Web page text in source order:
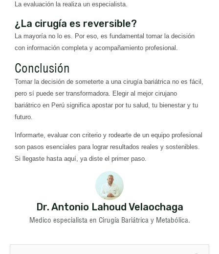
La evaluación la realiza un especialista.
¿La cirugía es reversible?
La mayoría no lo es. Por eso, es fundamental tomar la decisión
con información completa y acompañamiento profesional.
Conclusión
Tomar la decisión de someterte a una cirugía bariátrica no es fácil,
pero sí puede ser transformadora. Elegir al mejor cirujano
bariátrico en Perú significa apostar por tu salud, tu bienestar y tu
futuro.
Informarte, evaluar con criterio y rodearte de un equipo profesional
son pasos esenciales para lograr resultados reales y sostenibles.
Si llegaste hasta aquí, ya diste el primer paso.
Dr. Antonio Lahoud Velaochaga
Medico especialista en Cirugía Bariátrica y Metabólica.